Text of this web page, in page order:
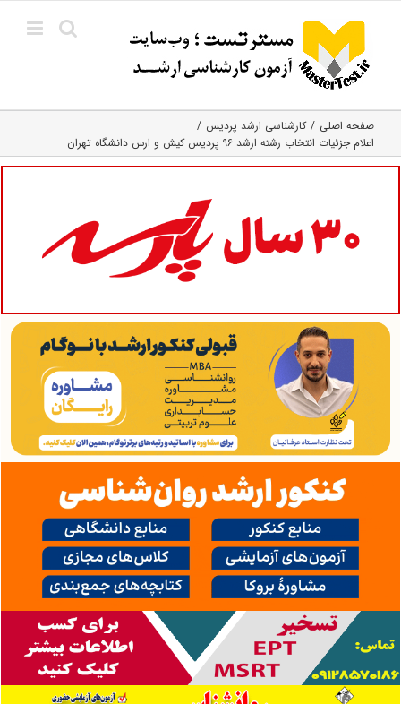
content
صفحه اصلی
کارشناسی ارشد پردیس
اعلام جزئیات انتخاب رشته ارشد ۹۶ پردیس کیش و ارس دانشگاه تهران